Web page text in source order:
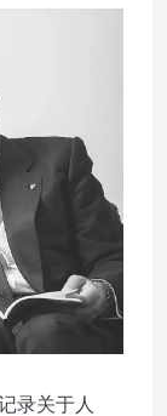
录关于人